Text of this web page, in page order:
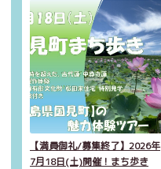
【満員御礼/募集終了】2026年
7月18日(土)開催！まち歩き